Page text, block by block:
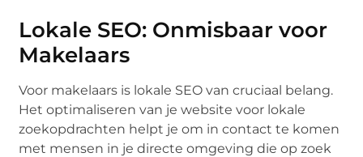
Lokale SEO: Onmisbaar voor
Makelaars
Voor makelaars is lokale SEO van cruciaal belang.
Het optimaliseren van je website voor lokale
zoekopdrachten helpt je om in contact te komen
met mensen in je directe omgeving die op zoek